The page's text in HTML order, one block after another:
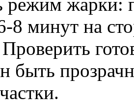
режим жарки:
8 минут на
быть